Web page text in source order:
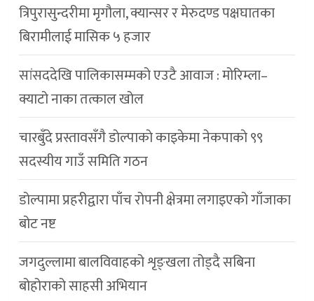
त्रिपुरासुन्दरीमा मृगौला, क्यान्सर र मेरुदण्ड पक्षघातका
बिरामीलाई मासिक ५ हजार
सांसददेखि पालिकासम्मको एउटै आवाज : मोरिम्ला–
क्याटो नाका तत्काल खोल
चारबुँदे प्रस्तावसँगै डाेल्पाकाे काइकेमा नेकपाकाे ९९
सदस्यीय गाउँ समिति गठन
डोल्पामा प्रहरीद्वारा पाँच रोपनी क्षेत्रमा लगाइएको गाँजाका
बोट नष्ट
जगदुल्लामा बालविवाहको शृङ्खला तोड्दै सबिना
बोहोराको साहसी अभियान